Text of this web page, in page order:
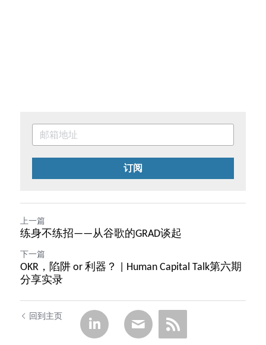
订阅
上一篇
练身不练招——从谷歌的GRAD谈起
下一篇
OKR，陷阱 or 利器？ | Human Capital Talk第六期
分享实录
回到主页